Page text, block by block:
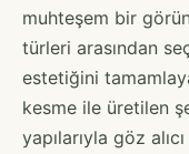
muhteşem bir
türleri arasından
estetiğini
kesme ile üretilen
yapılarıyla göz